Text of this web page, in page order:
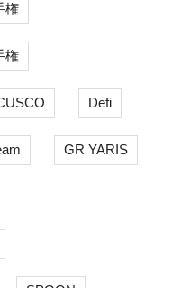
権
権
Defi
GR YARIS